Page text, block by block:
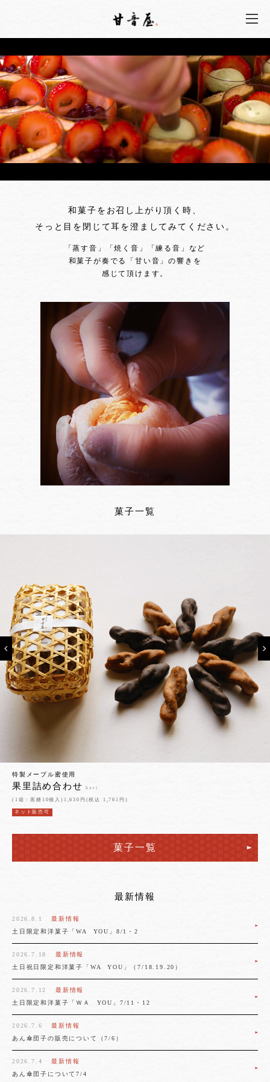
和菓子をお召し上がり頂く時、
そっと目を閉じて耳を澄ましてみてください。
「蒸す音」「焼く音」「練る音」など
和菓子が奏でる「甘い音」の響きを
感じて頂けます。
菓子一覧
特製メープル蜜使用
果里詰め合わせ kari
(1箱：黒糖10個入)1,630円(税込 1,761円)
ネット販売可
菓子一覧
最新情報
2026.8.1 最新情報
土日限定和洋菓子「WA YOU」8/1・2
2026.7.18 最新情報
土日祝日限定和洋菓子「WA YOU」（7/18.19.20）
2026.7.12 最新情報
土日限定和洋菓子「ＷＡ YOU」7/11・12
2026.7.6 最新情報
あん傘団子の販売について（7/6）
2026.7.4 最新情報
あん傘団子について7/4